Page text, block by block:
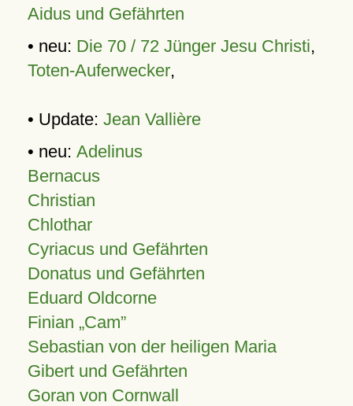
Aidus und Gefährten
• neu: Die 70 / 72 Jünger Jesu Christi,
Toten-Auferwecker,
• Update: Jean Vallière
• neu: Adelinus
Bernacus
Christian
Chlothar
Cyriacus und Gefährten
Donatus und Gefährten
Eduard Oldcorne
Finian Cam
Sebastian von der heiligen Maria
Gibert und Gefährten
Goran von Cornwall